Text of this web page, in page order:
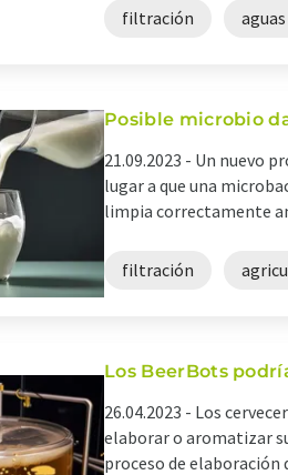
filtración
Posible microbio
21.09.2023 - Un nuevo
lugar a que una
limpia correctamente
filtración
Los BeerBots
26.04.2023 - Los
elaborar o aromatizar
proceso de elaboración